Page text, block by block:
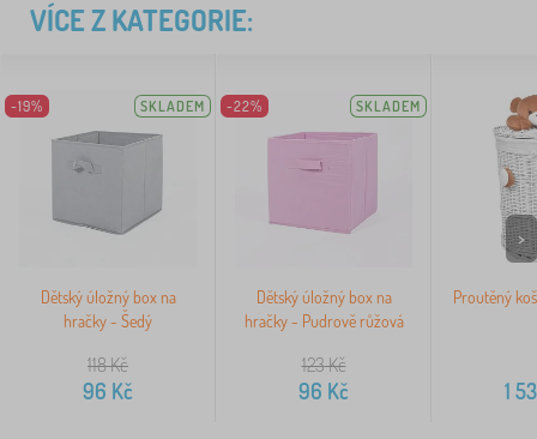
VÍCE Z KATEGORIE:
-19% SKLADEM
Dětský úložný box na
hračky - Šedý
118Kč
96 Kč
-22% SKLADEM
Dětský úložný box na
hračky - Pudrově růžová
123Kč
96 Kč
Proutěný
1
>